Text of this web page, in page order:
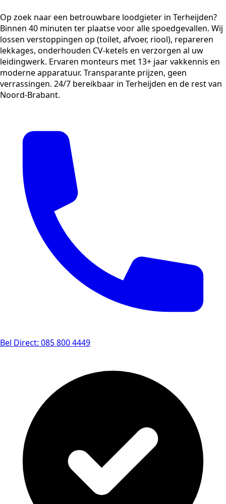
Op zoek naar een betrouwbare loodgieter in Terheijden?
Binnen 40 minuten ter plaatse voor alle spoedgevallen. Wij
lossen verstoppingen op (toilet, afvoer, riool), repareren
lekkages, onderhouden CV-ketels en verzorgen al uw
leidingwerk. Ervaren monteurs met 13+ jaar vakkennis en
moderne apparatuur. Transparante prijzen, geen
verrassingen. 24/7 bereikbaar in Terheijden en de rest van
Noord-Brabant.
Bel Direct: 085 800 4449